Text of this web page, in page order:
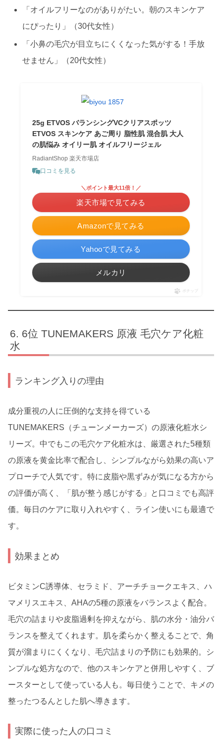
「オイルフリーなのがありがたい。朝のスキンケア
にぴったり」（30代女性）
「小鼻の毛穴が目立ちにくくなった気がする！手放
せません」（20代女性）
25g ETVOS バランシングVCクリアスポッツ
ETVOS スキンケア あご周り 脂性肌 混合肌 大人
の肌悩み オイリー肌 オイルフリージェル
RadiantShop 楽天市場店
口コミを見る
Amazonで見てみる
＼ポイント最大11倍！／
楽天市場で見てみる
Yahooで見てみる
メルカリ
ポチップ
6位 TUNEMAKERS 原液 毛穴ケア化粧
水
ランキング入りの理由
成分重視の人に圧倒的な支持を得ている
TUNEMAKERS（チューンメーカーズ）の原液化粧水シ
リーズ。中でもこの毛穴ケア化粧水は、厳選された5種類
の原液を黄金比率で配合し、シンプルながら効果の高いア
プローチで人気です。特に皮脂や黒ずみが気になる方から
の評価が高く、「肌が整う感じがする」と口コミでも高評
価。毎日のケアに取り入れやすく、ライン使いにも最適で
す。
効果まとめ
ビタミンC誘導体、セラミド、アーチチョークエキス、ハ
マメリスエキス、AHAの5種の原液をバランスよく配合。
毛穴の詰まりや皮脂過剰を抑えながら、肌の水分・油分バ
ランスを整えてくれます。肌を柔らかく整えることで、角
質が溜まりにくくなり、毛穴詰まりの予防にも効果的。シ
ンプルな処方なので、他のスキンケアと併用しやすく、ブ
ースターとして使っている人も。毎日使うことで、キメの
整ったつるんとした肌へ導きます。
実際に使った人の口コミ